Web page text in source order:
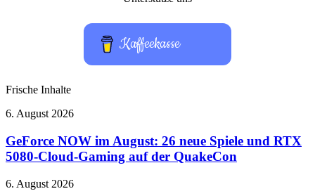
Kaffeekasse
Frische Inhalte
GeForce
im
August:
26
Spiele
6. August 2026
GeForce NOW im August: 26 neue Spiele und RTX
5080-Cloud-Gaming auf der QuakeCon
Bose
6. August 2026